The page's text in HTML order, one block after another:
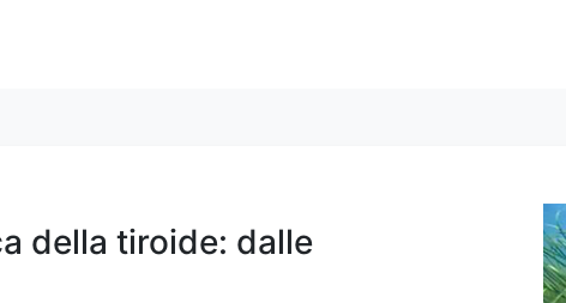
della tiroide: dalle